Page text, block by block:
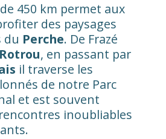
450 km permet aux
des paysages
du Perche. De Frazé
, en passant par
il traverse les
de notre Parc
et est souvent
inoubliables